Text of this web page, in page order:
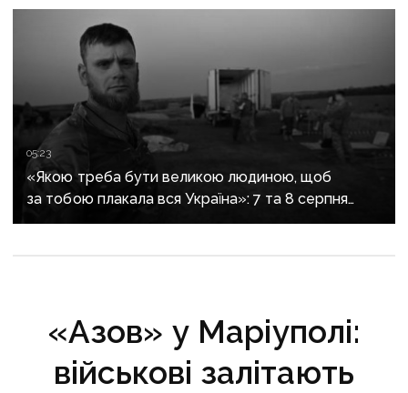
05:23
«Якою треба бути великою людиною, щоб
за тобою плакала вся Україна»: 7 та 8 серпня
прощаються із засновником організації
«Азов» у Маріуполі:
військові залітають